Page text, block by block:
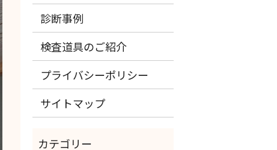
診断事例
検査道具のご紹介
プライバシーポリシー
サイトマップ